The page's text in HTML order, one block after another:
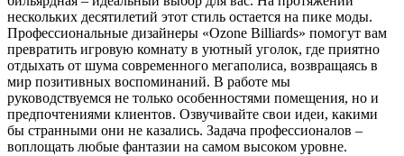
нескольких десятилетий этот стиль остается на пике моды.
Профессиональные дизайнеры «Ozone Billiards» помогут вам
превратить игровую комнату в уютный уголок, где приятно
отдыхать от шума современного мегаполиса, возвращаясь в
мир позитивных воспоминаний. В работе мы
руководствуемся не только особенностями помещения, но и
предпочтениями клиентов. Озвучивайте свои идеи, какими
бы странными они не казались. Задача профессионалов –
воплощать любые фантазии на самом высоком уровне.